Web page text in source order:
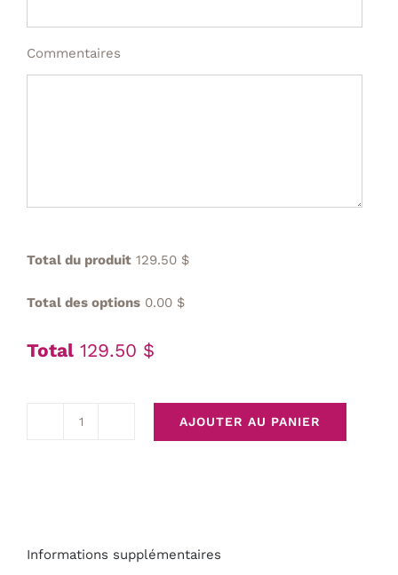
Commentaires
Total du produit 129.50 $
Total des options 0.00 $
Total 129.50 $
AJOUTER AU PANIER
Informations supplémentaires